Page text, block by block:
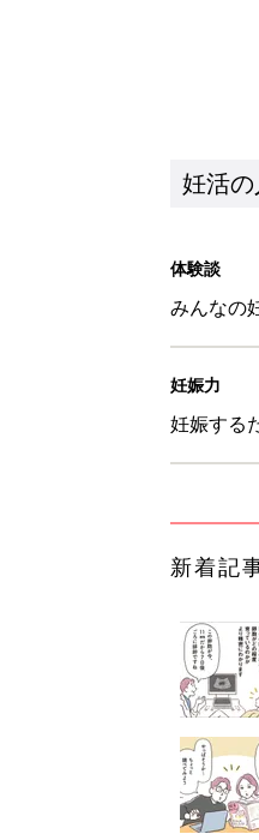
妊活
体験談
みんなの
妊娠力
妊娠する
新着記